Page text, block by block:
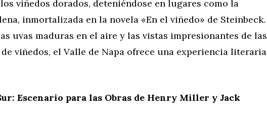
viñedos dorados, deteniéndose en lugares como la
inmortalizada en la novela «En el viñedo» de Steinbeck.
uvas maduras en el aire y las vistas impresionantes de las
viñedos, el Valle de Napa ofrece una experiencia literaria
Escenario para las Obras de Henry Miller y Jack